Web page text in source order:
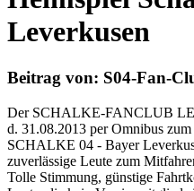
Leverkusen
Beitrag von: S04-Fan-
Der SCHALKE-FANCLUB
d. 31.08.2013 per Omnibus
SCHALKE 04 - Bayer
zuverlässige Leute zum
Tolle Stimmung, günstige